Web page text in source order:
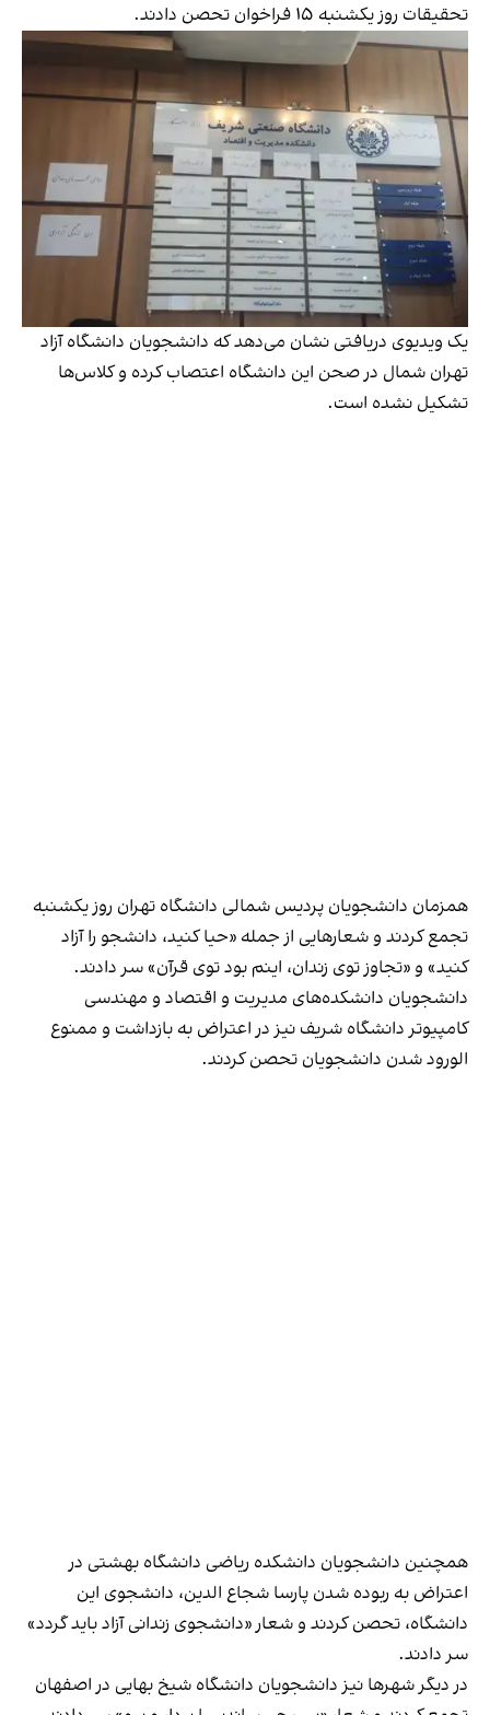
تحقیقات روز یکشنبه ۱۵ فراخوان تحصن دادند.
یک ویدیوی دریافتی نشان می‌دهد که دانشجویان دانشگاه آزاد
تهران شمال در صحن این دانشگاه اعتصاب کرده‌ و کلاس‌ها
تشکیل نشده است.
همزمان دانشجویان پردیس شمالی دانشگاه تهران روز یکشنبه
تجمع کردند و شعارهایی از جمله «حیا کنید، دانشجو را آزاد
کنید» و «تجاوز توی زندان، اینم بود توی قرآن» سر دادند.
دانشجویان دانشکده‌های مدیریت و اقتصاد و مهندسی
کامپیوتر دانشگاه شریف نیز در اعتراض به بازداشت‌ و ممنوع
الورود شدن دانشجویان تحصن کردند.
همچنین دانشجویان دانشکده ریاضی دانشگاه بهشتی در
اعتراض به ربوده شدن پارسا شجاع الدین، دانشجوی این
دانشگاه، تحصن کردند و شعار «دانشجوی زندانی آزاد باید گردد»
سر دادند.
در دیگر شهرها نیز دانشجویان دانشگاه شیخ بهایی در اصفهان